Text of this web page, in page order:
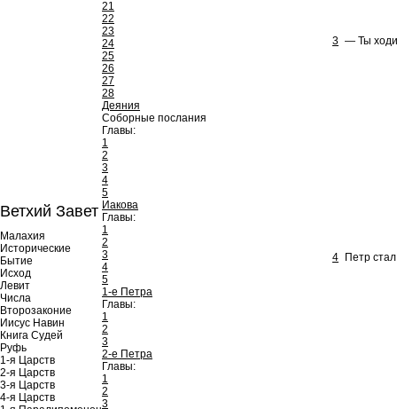
Ветхий Завет
Малахия
Исторические
Бытие
Исход
Левит
Числа
Второзаконие
Иисус Навин
Книга Судей
Руфь
1-я Царств
2-я Царств
3-я Царств
4-я Царств
21
22
23
24
25
26
27
28
Деяния
Соборные послания
Главы:
1
2
3
4
5
Иакова
Главы:
1
2
3
4
5
1-е Петра
Главы:
1
2
3
2-е Петра
Главы:
1
2
3
3 — Ты
4 Петр